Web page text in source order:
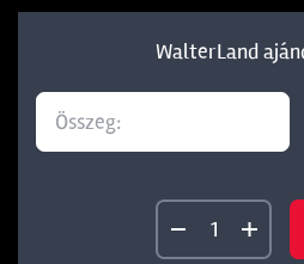
WalterLand